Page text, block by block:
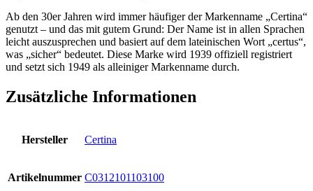
Ab den 30er Jahren wird immer häufiger der Markenname „Certina“
genutzt – und das mit gutem Grund: Der Name ist in allen Sprachen
leicht auszusprechen und basiert auf dem lateinischen Wort „certus“,
was „sicher“ bedeutet. Diese Marke wird 1939 offiziell registriert
und setzt sich 1949 als alleiniger Markenname durch.
Zusätzliche Informationen
Hersteller Certina
Artikelnummer C0312101103100